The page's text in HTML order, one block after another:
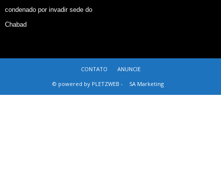
condenado por invadir sede do
Chabad
CONTATO
ANUNCIE
© powered by PLETZWEB -
SA Marketing